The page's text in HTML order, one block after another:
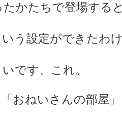
かたちで登場する
う設定ができたわ
です、これ。
おねいさんの部屋